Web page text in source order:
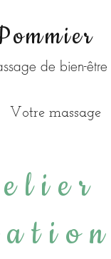
de bien-être
Votre massage